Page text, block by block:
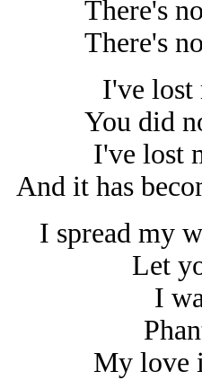
There's
There's
I've
You did
I've lost
And it has
I spread my
Let
I
My love